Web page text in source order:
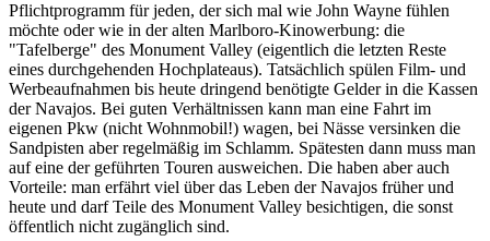
Pflichtprogramm für jeden, der sich mal wie John Wayne fühlen
möchte oder wie in der alten Marlboro-Kinowerbung: die
"Tafelberge" des Monument Valley (eigentlich die letzten Reste
eines durchgehenden Hochplateaus). Tatsächlich spülen Film- und
Werbeaufnahmen bis heute dringend benötigte Gelder in die Kassen
der Navajos. Bei guten Verhältnissen kann man eine Fahrt im
eigenen Pkw (nicht Wohnmobil!) wagen, bei Nässe versinken die
Sandpisten aber regelmäßig im Schlamm. Spätesten dann muss man
auf eine der geführten Touren ausweichen. Die haben aber auch
Vorteile: man erfährt viel über das Leben der Navajos früher und
heute und darf Teile des Monument Valley besichtigen, die sonst
öffentlich nicht zugänglich sind.